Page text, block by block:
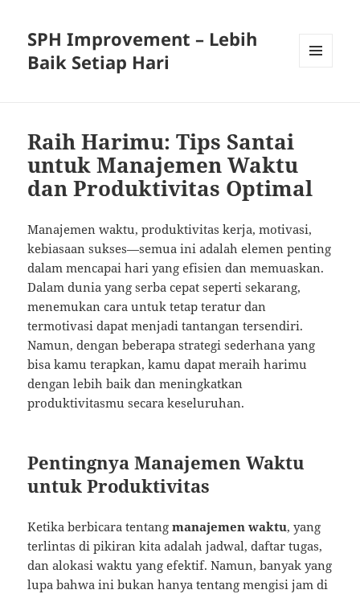
SPH Improvement – Lebih
Baik Setiap Hari
Raih Harimu: Tips Santai
untuk Manajemen Waktu
dan Produktivitas Optimal
Manajemen waktu, produktivitas kerja, motivasi,
kebiasaan sukses—semua ini adalah elemen penting
dalam mencapai hari yang efisien dan memuaskan.
Dalam dunia yang serba cepat seperti sekarang,
menemukan cara untuk tetap teratur dan
termotivasi dapat menjadi tantangan tersendiri.
Namun, dengan beberapa strategi sederhana yang
bisa kamu terapkan, kamu dapat meraih harimu
dengan lebih baik dan meningkatkan
produktivitasmu secara keseluruhan.
Pentingnya Manajemen Waktu
untuk Produktivitas
Ketika berbicara tentangmanajemen waktu, yang
terlintas di pikiran kita adalah jadwal, daftar tugas,
dan alokasi waktu yang efektif. Namun, banyak yang
lupa bahwa ini bukan hanya tentang mengisi jam di